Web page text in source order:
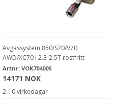
Avgassystem 850/S70/V70
AWD/XC70 I 2.3-2.5T rostfritt
Artnr: VOK70400S
14171 NOK
2-10 virkedagar